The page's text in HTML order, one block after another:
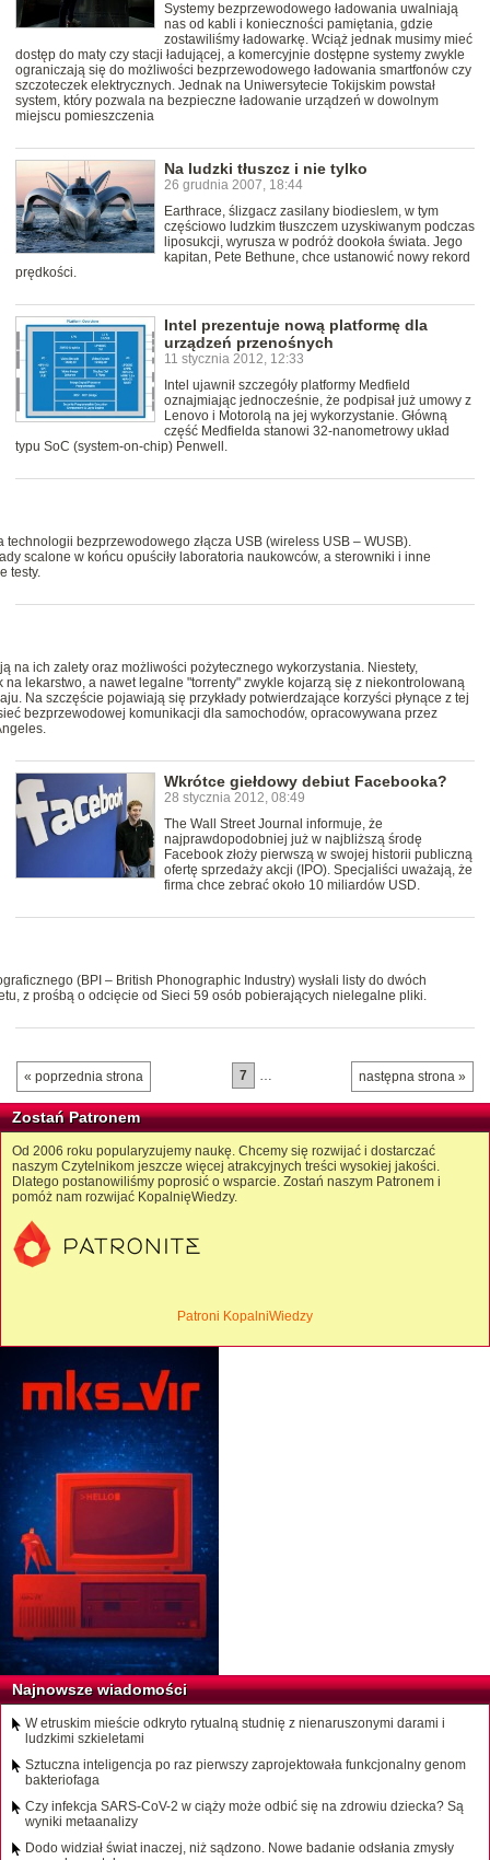
Systemy bezprzewodowego ładowania uwalniają
nas od kabli i konieczności pamiętania, gdzie
zostawiliśmy ładowarkę. Wciąż jednak musimy mieć
dostęp do maty czy stacji ładującej, a komercyjnie dostępne systemy zwykle
ograniczają się do możliwości bezprzewodowego ładowania smartfonów czy
szczoteczek elektrycznych. Jednak na Uniwersytecie Tokijskim powstał
system, który pozwala na bezpieczne ładowanie urządzeń w dowolnym
miejscu pomieszczenia
Na ludzki tłuszcz i nie tylko
26 grudnia 2007, 18:44
Earthrace, ślizgacz zasilany biodieslem, w tym
częściowo ludzkim tłuszczem uzyskiwanym podczas
liposukcji, wyrusza w podróż dookoła świata. Jego
kapitan, Pete Bethune, chce ustanowić nowy rekord
prędkości.
Intel prezentuje nową platformę dla
urządzeń przenośnych
11 stycznia 2012, 12:33
Intel ujawnił szczegóły platformy Medfield
oznajmiając jednocześnie, że podpisał już umowy z
Lenovo i Motorolą na jej wykorzystanie. Główną
część Medfielda stanowi 32-nanometrowy układ
typu SoC (system-on-chip) Penwell.
bezprzewodowego złącza USB (wireless USB – WUSB).
scalone w końcu opuściły laboratoria naukowców, a sterowniki i inne
testy.
na ich zalety oraz możliwości pożytecznego wykorzystania. Niestety,
lekarstwo, a nawet legalne "torrenty" zwykle kojarzą się z niekontrolowaną
Na szczęście pojawiają się przykłady potwierdzające korzyści płynące z tej
bezprzewodowej komunikacji dla samochodów, opracowywana przez
Wkrótce giełdowy debiut Facebooka?
28 stycznia 2012, 08:49
The Wall Street Journal informuje, że
najprawdopodobniej już w najbliższą środę
Facebook złoży pierwszą w swojej historii publiczną
ofertę sprzedaży akcji (IPO). Specjaliści uważają, że
firma chce zebrać około 10 miliardów USD.
(BPI – British Phonographic Industry) wysłali listy do dwóch
z prośbą o odcięcie od Sieci 59 osób pobierających nielegalne pliki.
« poprzednia strona następna strona »
7 …
Zostań Patronem
Od 2006 roku popularyzujemy naukę. Chcemy się rozwijać i dostarczać
naszym Czytelnikom jeszcze więcej atrakcyjnych treści wysokiej jakości.
Dlatego postanowiliśmy poprosić o wsparcie. Zostań naszym Patronem i
pomóż nam rozwijać KopalnięWiedzy.
Patroni KopalniWiedzy
Najnowsze wiadomości
W etruskim mieście odkryto rytualną studnię z nienaruszonymi darami i
ludzkimi szkieletami
Sztuczna inteligencja po raz pierwszy zaprojektowała funkcjonalny genom
bakteriofaga
Czy infekcja SARS-CoV-2 w ciąży może odbić się na zdrowiu dziecka? Są
wyniki metaanalizy
Dodo widział świat inaczej, niż sądzono. Nowe badanie odsłania zmysły